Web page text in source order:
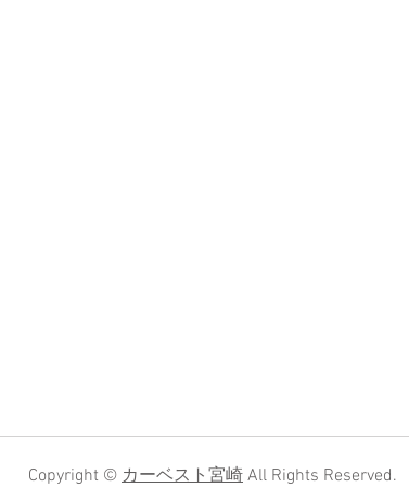
Copyright © カーベスト宮崎 All Rights Reserved.